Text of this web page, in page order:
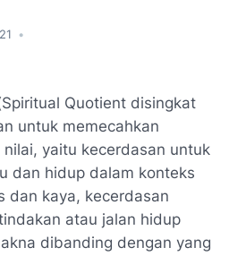
•
Spiritual Quotient disingkat
untuk memecahkan
yaitu kecerdasan untuk
dan hidup dalam konteks
dan kaya, kecerdasan
atau jalan hidup
dibanding dengan yang